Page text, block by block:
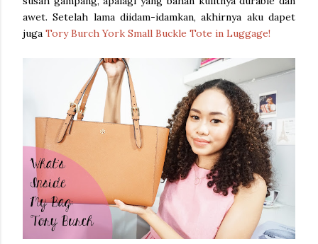
awet. Setelah lama diidam-idamkan, akhirnya aku dapet
juga Tory Burch York Small Buckle Tote in Luggage!